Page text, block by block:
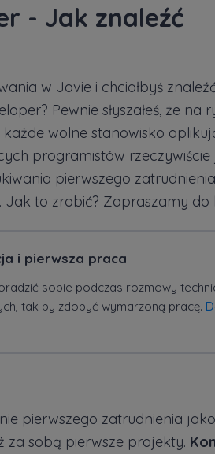
- Jak znaleźć
w Javie i chciałbyś
Pewnie słyszałeś, że na
wolne stanowisko
programistów rzeczywiście
pierwszego
Jak to zrobić? Zapraszamy do
i pierwsza praca
sobie podczas rozmowy
tak by zdobyć wymarzoną pracę.
pierwszego zatrudnienia jako
za sobą pierwsze projekty.